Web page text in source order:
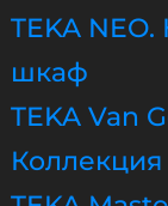
TEKA
шкаф
TEKA Van
Коллекция